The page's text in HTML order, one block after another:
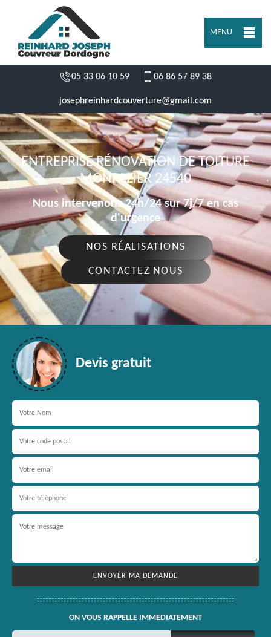
MENU
05 33 06 10 59 06 86 57 89 38
josephreinhardcouverture@gmail.com
ENTREPRISE RÉNOVATION DE TOITURE
MONPAZIER 24540
Nous intervenons 24h/24 sur 7j/7 en cas
d'urgence
NOS RÉALISATIONS
CONTACTEZ NOUS
Devis gratuit
ON VOUS RAPPELLE IMMEDIATEMENT